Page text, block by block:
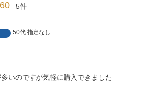
5
50代 指定なし
いのですが気軽に購入できました